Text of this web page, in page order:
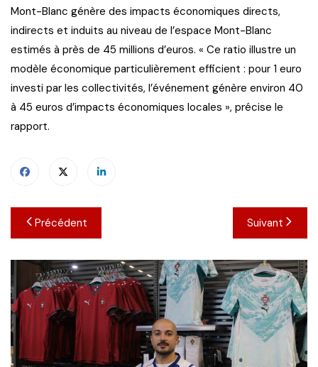
Mont-Blanc génère des impacts économiques directs,
indirects et induits au niveau de l’espace Mont-Blanc
estimés à près de 45 millions d’euros. « Ce ratio illustre un
modèle économique particulièrement efficient : pour 1 euro
investi par les collectivités, l’événement génère environ 40
à 45 euros d’impacts économiques locales », précise le
rapport.
Navigation
de
l’article
Précédent Suivant